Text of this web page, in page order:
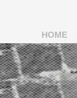
HOME